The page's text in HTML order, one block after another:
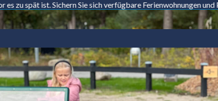
Zum
Inhalt
ist. Sichern Sie sich verfügbare Ferienwohnungen und Plätze.